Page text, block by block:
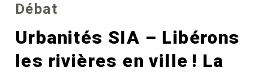
Débat
Urbanités SIA – Libérons
les rivières en ville ! La